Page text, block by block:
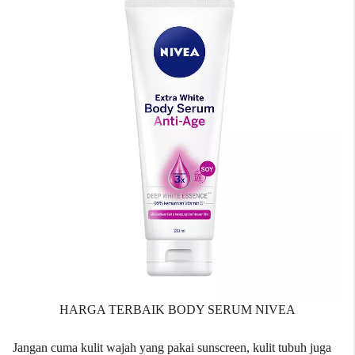
HARGA TERBAIK BODY SERUM NIVEA
Jangan cuma kulit wajah yang pakai sunscreen, kulit tubuh juga